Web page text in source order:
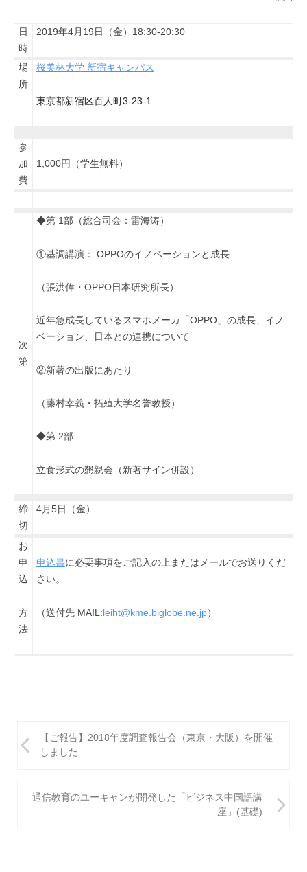
日
時
2019年4月19日（金）18:30-20:30
場
所
桜美林大学 新宿キャンパス
東京都新宿区百人町 3-23-1
参
加
費
1,000円（学生無料）
次
第
◆第 1部（総合司会：雷海涛）
①基調講演： OPPOのイノベーションと成長
（張洪偉・OPPO日本研究所長）
近年急成長しているスマホメーカ「OPPO」の成長、イノ
ベーション、日本との連携について
②新著の出版にあたり
（藤村幸義・拓殖大学名誉教授）
◆第 2部
立食形式の懇親会（新著サイン併設）
締
切
4月5日（金）
お
申
込
方
法
申込書に必要事項をご記入の上またはメールでお送りくだ
さい。
（送付先 MAIL: leiht@kme.biglobe.ne.jp）
稿
ビ
【ご報告】2018年度調査報告会（東京・大阪）を開催
しました
通信教育のユーキャンが開発した「ビジネス中国語講
座」(基礎)